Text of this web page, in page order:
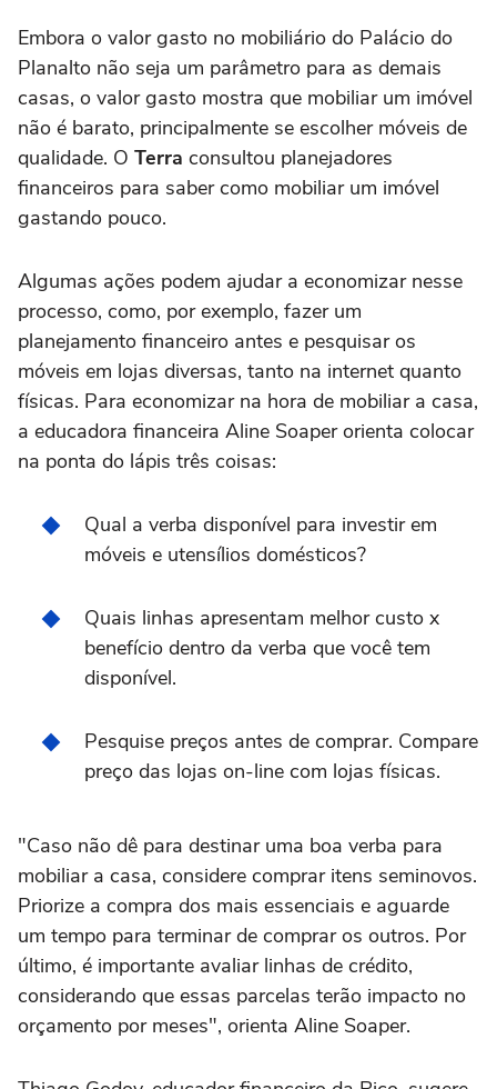
Embora o valor gasto no mobiliário do Palácio do
Planalto não seja um parâmetro para as demais
casas, o valor gasto mostra que mobiliar um imóvel
não é barato, principalmente se escolher móveis de
qualidade. O Terra consultou planejadores
financeiros para saber como mobiliar um imóvel
gastando pouco.
Algumas ações podem ajudar a economizar nesse
processo, como, por exemplo, fazer um
planejamento financeiro antes e pesquisar os
móveis em lojas diversas, tanto na internet quanto
físicas. Para economizar na hora de mobiliar a casa,
a educadora financeira Aline Soaper orienta colocar
na ponta do lápis três coisas:
Qual a verba disponível para investir em
móveis e utensílios domésticos?
Quais linhas apresentam melhor custo x
benefício dentro da verba que você tem
disponível.
Pesquise preços antes de comprar. Compare
preço das lojas on-line com lojas físicas.
"Caso não dê para destinar uma boa verba para
mobiliar a casa, considere comprar itens seminovos.
Priorize a compra dos mais essenciais e aguarde
um tempo para terminar de comprar os outros. Por
último, é importante avaliar linhas de crédito,
considerando que essas parcelas terão impacto no
orçamento por meses", orienta Aline Soaper.